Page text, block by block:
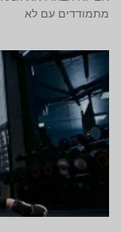
מתמודדים עם לא